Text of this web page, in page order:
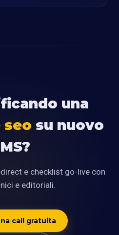
una
seo su nuovo
e checklist go-live con
e editoriali.
call gratuita